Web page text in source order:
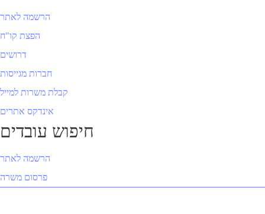
הרשמה לאתר
הפצת קו"ח
דרושים
חברות מגייסות
קבלת משרות למייל
אינדקס אתרים
חיפוש עובדים
הרשמה לאתר
פרסום משרה